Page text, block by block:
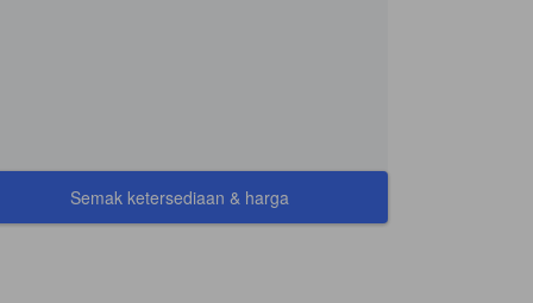
Semak ketersediaan & harga